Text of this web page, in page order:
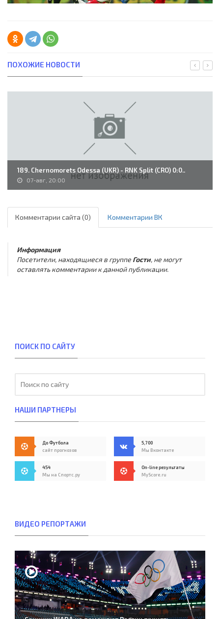
ПОХОЖИЕ НОВОСТИ
189. Chernomorets Odessa (UKR) - RNK Split (CRO) 0:0..
07-авг, 20:00
Комментарии сайта (0) Комментарии ВК
Информация
Посетители, находящиеся в группе Гости, не могут
оставлять комментарии к данной публикации.
ПОИСК ПО САЙТУ
НАШИ ПАРТНЕРЫ
До Футбола
сайт прогнозов
5,700
Мы Вконтакте
454
Мы на Спортс.ру
On-line результаты
MyScore.ru
ВИДЕО РЕПОРТАЖИ